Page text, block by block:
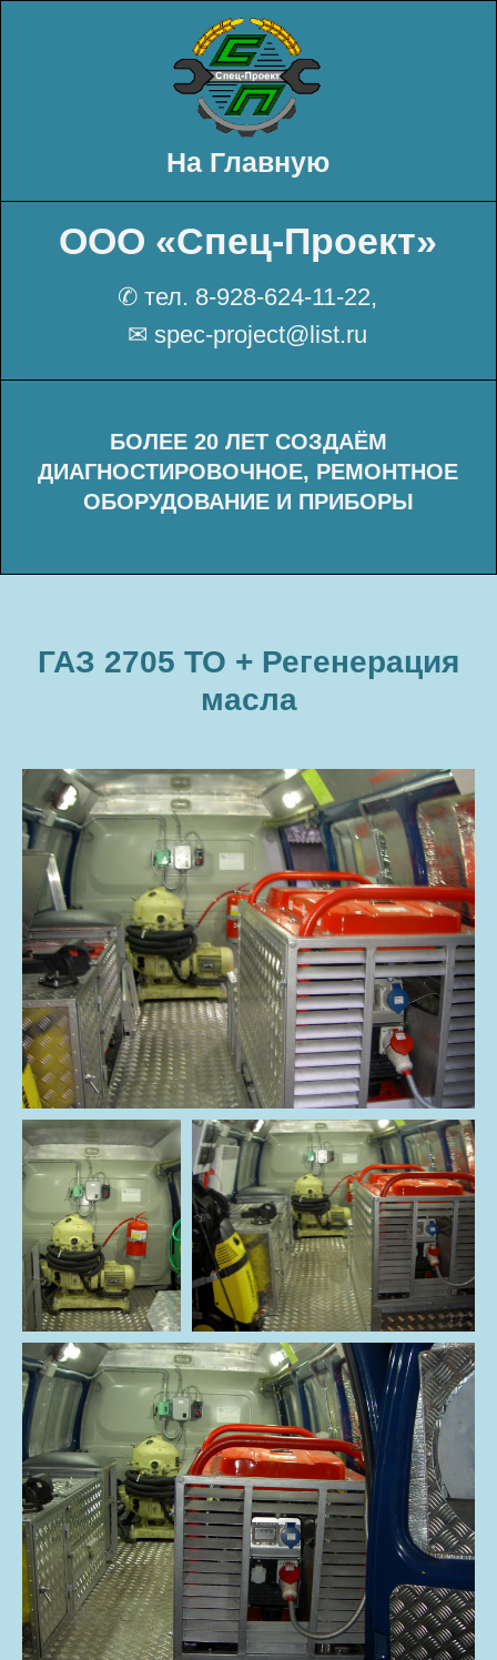
ООО «Спец-Проект»
✉ spec-project@list.ru
На Главную
ДИАГНОСТИРОВОЧНОЕ, РЕМОНТНОЕ
ГАЗ 2705 ТО + Регенерация
масла